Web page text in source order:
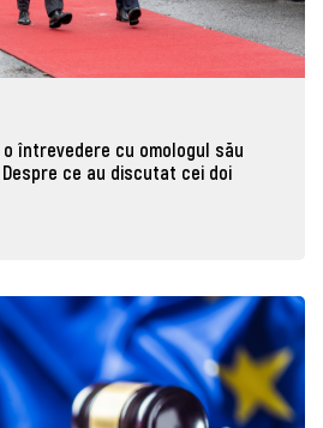
întrevedere cu omologul său
ce au discutat cei doi